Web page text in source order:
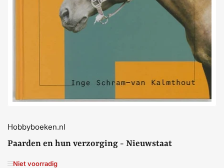
Hobbyboeken.nl
Paarden en hun verzorging - Nieuwstaat
Niet voorradig